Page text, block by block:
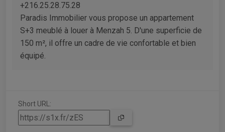
+216.25.28.75.28
Paradis Immobilier vous propose un appartement
S+3 meublé à louer à Menzah 5. D'une superficie de
150 m², il offre un cadre de vie confortable et bien
équipé.
Short URL: